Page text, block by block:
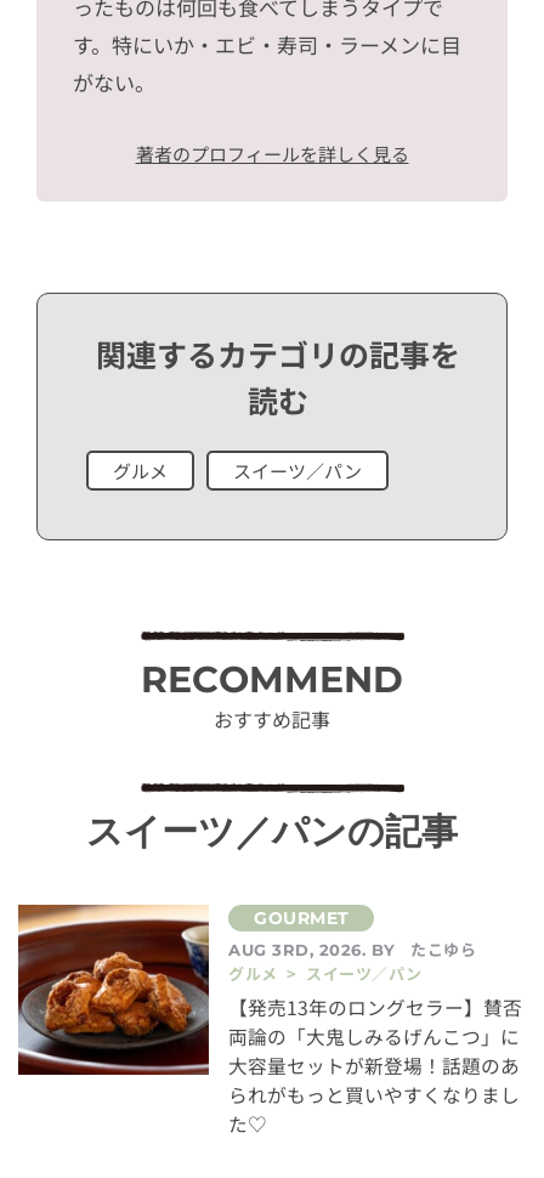
ったものは何回も食べてしまうタイプで
す。特にいか・エビ・寿司・ラーメンに目
がない。
著者のプロフィールを詳しく見る
関連するカテゴリの記事を
読む
グルメ スイーツ／パン
RECOMMEND
おすすめ記事
スイーツ／パンの記事
AUG 3RD, 2026. BY
たこゆら
グルメ > スイーツ／パン
【発売13年のロングセラー】賛否
両論の「大鬼しみるげんこつ」に
大容量セットが新登場！話題のあ
られがもっと買いやすくなりまし
た♡